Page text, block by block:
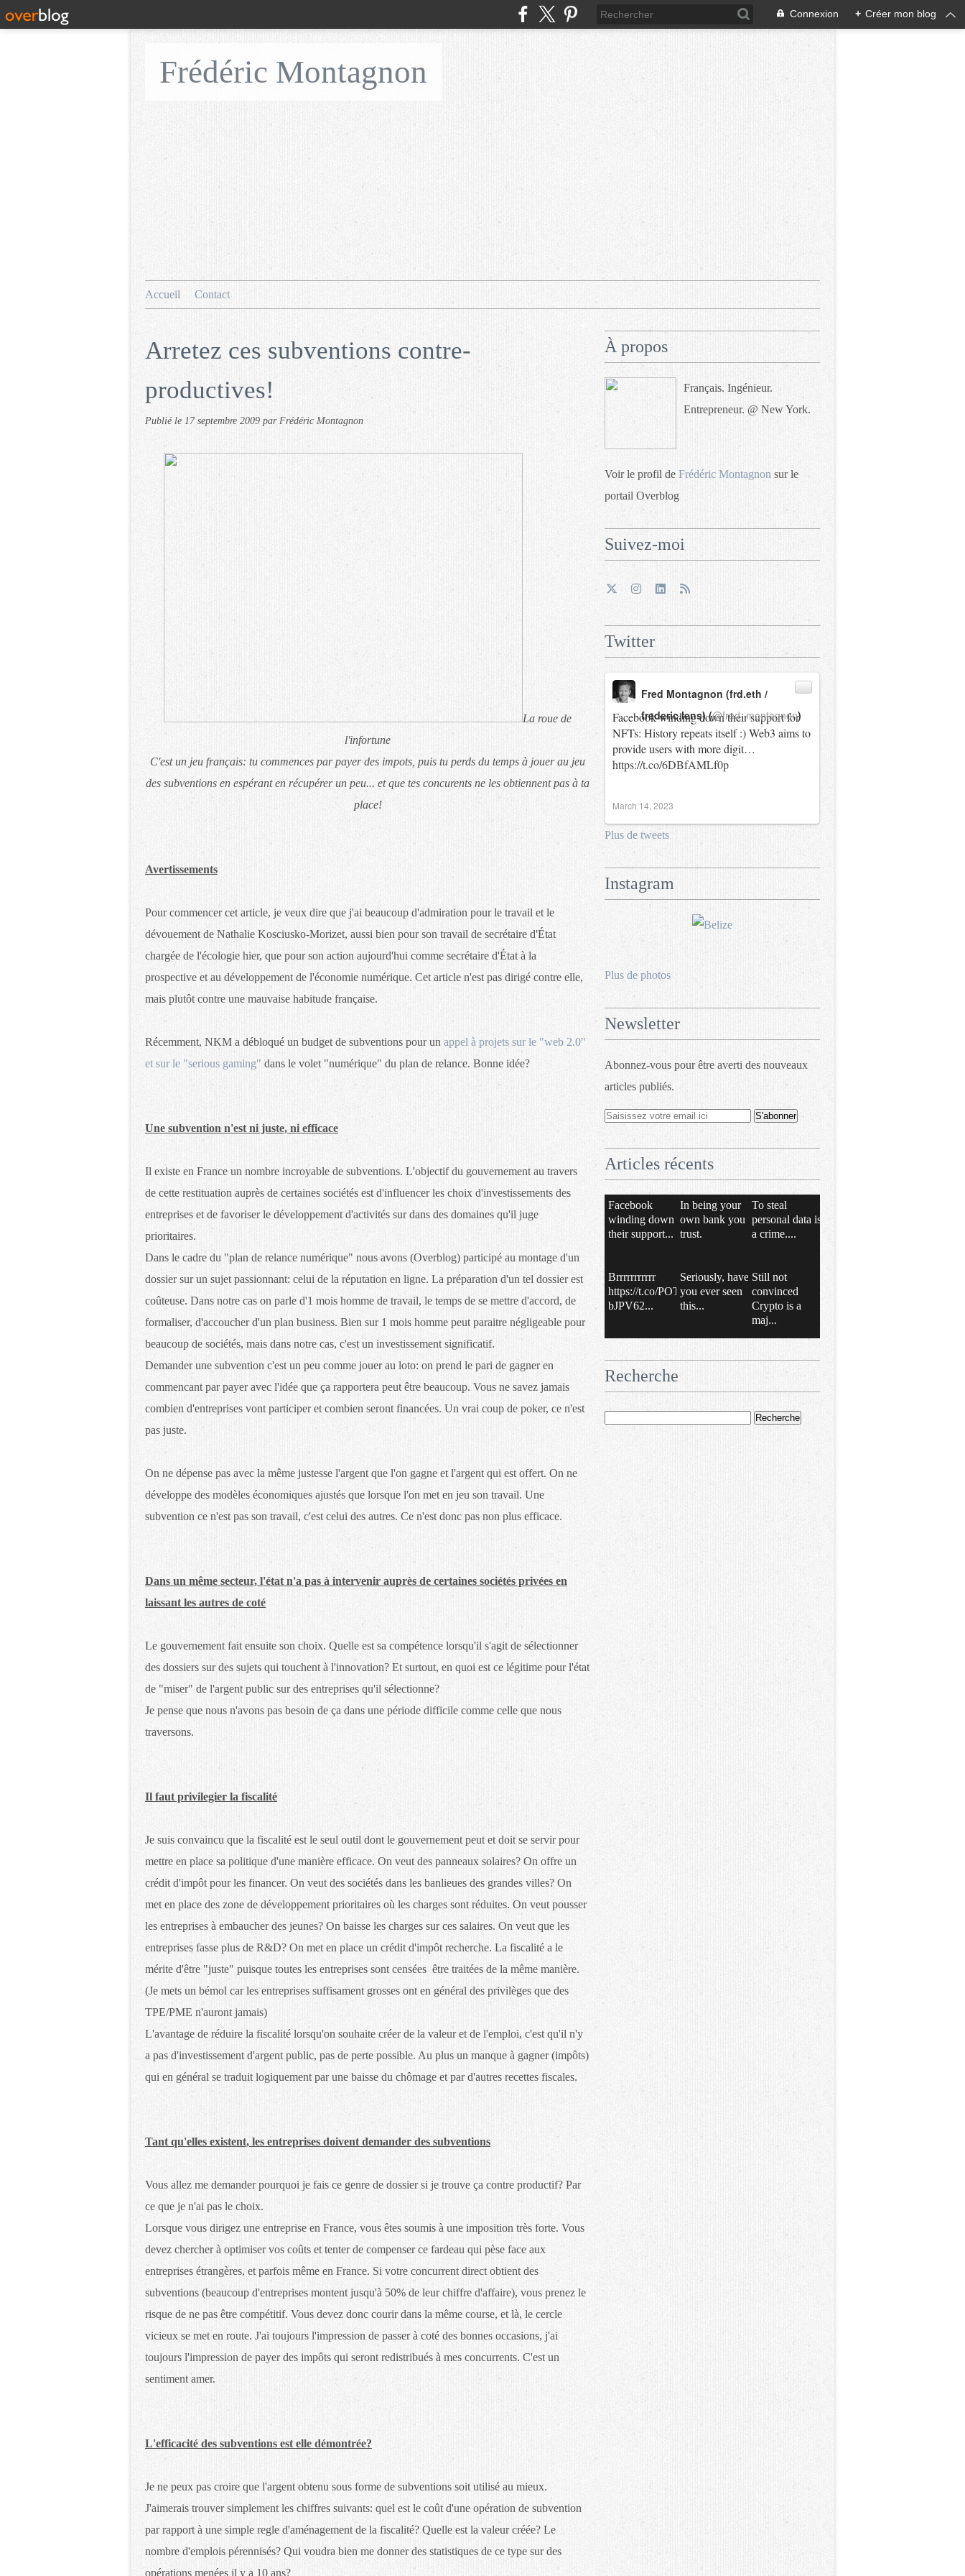
Connexion + Créer mon blog
Frédéric Montagnon
Accueil Contact
Arretez ces subventions contre-
productives!
Publié le 17 septembre 2009 par Frédéric Montagnon
La roue de
l'infortune
C'est un jeu français: tu commences par payer des impots, puis tu perds du temps à jouer au jeu
des subventions en espérant en récupérer un peu... et que tes concurents ne les obtiennent pas à ta
place!
Avertissements
Pour commencer cet article, je veux dire que j'ai beaucoup d'admiration pour le travail et le
dévouement de Nathalie Kosciusko-Morizet, aussi bien pour son travail de secrétaire d'État
chargée de l'écologie hier, que pour son action aujourd'hui comme secrétaire d'État à la
prospective et au développement de l'économie numérique. Cet article n'est pas dirigé contre elle,
mais plutôt contre une mauvaise habitude française.
Récemment, NKM a débloqué un budget de subventions pour un appel à projets sur le "web 2.0"
et sur le "serious gaming" dans le volet "numérique" du plan de relance. Bonne idée?
Une subvention n'est ni juste, ni efficace
Il existe en France un nombre incroyable de subventions. L'objectif du gouvernement au travers
de cette restituation auprès de certaines sociétés est d'influencer les choix d'investissements des
entreprises et de favoriser le développement d'activités sur dans des domaines qu'il juge
prioritaires.
Dans le cadre du "plan de relance numérique" nous avons (Overblog) participé au montage d'un
dossier sur un sujet passionnant: celui de la réputation en ligne. La préparation d'un tel dossier est
coûteuse. Dans notre cas on parle d'1 mois homme de travail, le temps de se mettre d'accord, de
formaliser, d'accoucher d'un plan business. Bien sur 1 mois homme peut paraitre négligeable pour
beaucoup de sociétés, mais dans notre cas, c'est un investissement significatif.
Demander une subvention c'est un peu comme jouer au loto: on prend le pari de gagner en
commencant par payer avec l'idée que ça rapportera peut être beaucoup. Vous ne savez jamais
combien d'entreprises vont participer et combien seront financées. Un vrai coup de poker, ce n'est
pas juste.
On ne dépense pas avec la même justesse l'argent que l'on gagne et l'argent qui est offert. On ne
développe des modèles économiques ajustés que lorsque l'on met en jeu son travail. Une
subvention ce n'est pas son travail, c'est celui des autres. Ce n'est donc pas non plus efficace.
Dans un même secteur, l'état n'a pas à intervenir auprès de certaines sociétés privées en
laissant les autres de coté
Le gouvernement fait ensuite son choix. Quelle est sa compétence lorsqu'il s'agit de sélectionner
des dossiers sur des sujets qui touchent à l'innovation? Et surtout, en quoi est ce légitime pour l'état
de "miser" de l'argent public sur des entreprises qu'il sélectionne?
Je pense que nous n'avons pas besoin de ça dans une période difficile comme celle que nous
traversons.
Il faut privilegier la fiscalité
Je suis convaincu que la fiscalité est le seul outil dont le gouvernement peut et doit se servir pour
mettre en place sa politique d'une manière efficace. On veut des panneaux solaires? On offre un
crédit d'impôt pour les financer. On veut des sociétés dans les banlieues des grandes villes? On
met en place des zone de développement prioritaires où les charges sont réduites. On veut pousser
les entreprises à embaucher des jeunes? On baisse les charges sur ces salaires. On veut que les
entreprises fasse plus de R&D? On met en place un crédit d'impôt recherche. La fiscalité a le
mérite d'être "juste" puisque toutes les entreprises sont censées être traitées de la même manière.
(Je mets un bémol car les entreprises suffisament grosses ont en général des privilèges que des
TPE/PME n'auront jamais)
L'avantage de réduire la fiscalité lorsqu'on souhaite créer de la valeur et de l'emploi, c'est qu'il n'y
a pas d'investissement d'argent public, pas de perte possible. Au plus un manque à gagner (impôts)
qui en général se traduit logiquement par une baisse du chômage et par d'autres recettes fiscales.
Tant qu'elles existent, les entreprises doivent demander des subventions
Vous allez me demander pourquoi je fais ce genre de dossier si je trouve ça contre productif? Par
ce que je n'ai pas le choix.
Lorsque vous dirigez une entreprise en France, vous êtes soumis à une imposition très forte. Vous
devez chercher à optimiser vos coûts et tenter de compenser ce fardeau qui pèse face aux
entreprises étrangères, et parfois même en France. Si votre concurrent direct obtient des
subventions (beaucoup d'entreprises montent jusqu'à 50% de leur chiffre d'affaire), vous prenez le
risque de ne pas être compétitif. Vous devez donc courir dans la même course, et là, le cercle
vicieux se met en route. J'ai toujours l'impression de passer à coté des bonnes occasions, j'ai
toujours l'impression de payer des impôts qui seront redistribués à mes concurrents. C'est un
sentiment amer.
L'efficacité des subventions est elle démontrée?
Je ne peux pas croire que l'argent obtenu sous forme de subventions soit utilisé au mieux.
J'aimerais trouver simplement les chiffres suivants: quel est le coût d'une opération de subvention
par rapport à une simple regle d'aménagement de la fiscalité? Quelle est la valeur créée? Le
nombre d'emplois pérennisés? Qui voudra bien me donner des statistiques de ce type sur des
opérations menées il y a 10 ans?
À propos
Français. Ingénieur.
Entrepreneur. @ New York.
Voir le profil de Frédéric Montagnon sur le
portail Overblog
Suivez-moi
Twitter
Facebook winding down their support for
NFTs: History repeats itself :) Web3 aims to
provide users with more digit…
https://t.co/6DBfAMLf0p
Fred Montagnon (frd.eth /
frederic.lens) (@fred_montagnon)
March 14, 2023
Plus de tweets
Instagram
Plus de photos
Newsletter
Abonnez-vous pour être averti des nouveaux
articles publiés.
Articles récents
Facebook
winding down
their support...
In being your
own bank you
trust.
To steal
personal data is
a crime....
Brrrrrrrrrrr
https://t.co/POT
bJPV62...
Seriously, have
you ever seen
this...
Still not
convinced
Crypto is a
maj...
Recherche